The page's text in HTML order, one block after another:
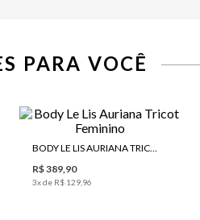
PARA VOCÊ
BODY LE LIS AURIANA TRICOT FEMININO
R$ 389,90
3x de R$ 129,96